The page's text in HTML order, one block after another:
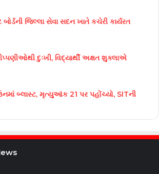
જિલ્લા સેવા સદન ખાતે કચેરી કાર્યરત
દુઃખી, વિદ્યાર્થી અક્ષત શુક્લાએ
બ્લાસ્ટ, મૃત્યુઆંક 21 પર પહોંચ્યો, SITની